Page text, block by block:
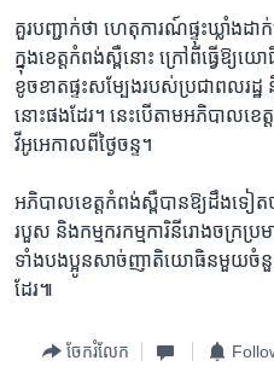
គួរ​បញ្ជាក់​ថា​ ហេតុ​ការណ៍​ផ្ទុះ​ឃ្លាំង​ដ
ក្នុង​ខេត្ត​កំពង់ស្ពឺ​នោះ ​ក្រៅ​ពី​ធ្វើ​ឱ្យ​
ខូច​ខាត​ផ្ទះ​សម្បែង​របស់​ប្រជា​ពលរ
នោះ​ផង​ដែរ។​ នេះ​បើ​តាម​អភិបាល​ខ
វីអូអេ​កាល​ពី​ថ្ងៃ​ចន្ទ។​
អភិបាល​ខេត្ត​កំពង់ស្ពឺ​បាន​ឱ្យ​ដឹង​ទៀត​
របួស ​និង​កម្មករ​កម្មការិនី​រោងចក្រ​
ទាំង​បង​ប្អូន​សាច់​ញាតិ​យោធិន​មួយ​ចំ
ដែរ៕​
ចែករំលែក